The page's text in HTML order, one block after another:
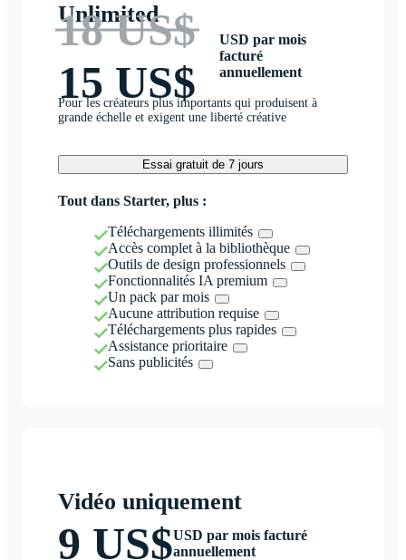
Unlimited
18 US$
15 US$
USD par mois
facturé
annuellement
Pour les créateurs plus importants qui produisent à
grande échelle et exigent une liberté créative
Essai gratuit de 7 jours
Tout dans Starter, plus :
Téléchargements illimités
Accès complet à la bibliothèque
Outils de design professionnels
Fonctionnalités IA premium
Un pack par mois
Aucune attribution requise
Téléchargements plus rapides
Assistance prioritaire
Sans publicités
Vidéo uniquement
9 US$USD par mois facturé
annuellement